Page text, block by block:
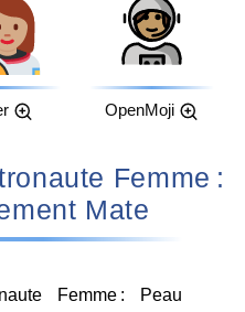
OpenMoji
Mate
Femme : Peau